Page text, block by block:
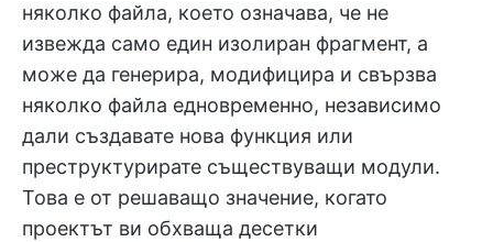
няколко файла, което означава, че не
извежда само един изолиран фрагмент, а
може да генерира, модифицира и свързва
няколко файла едновременно, независимо
дали създавате нова функция или
преструктурирате съществуващи модули.
Това е от решаващо значение, когато
проектът ви обхваща десетки